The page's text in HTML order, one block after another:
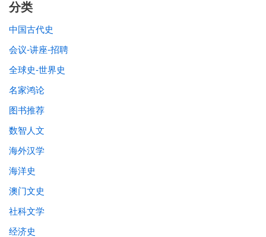
分类
中国古代史
会议-讲座-招聘
全球史-世界史
名家鸿论
图书推荐
数智人文
海外汉学
海洋史
澳门文史
社科文学
经济史